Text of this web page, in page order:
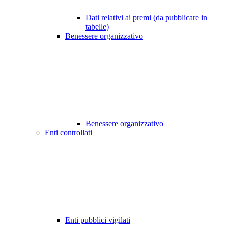
Dati relativi ai premi (da pubblicare in
tabelle)
Benessere organizzativo
Benessere organizzativo
Enti controllati
Enti pubblici vigilati